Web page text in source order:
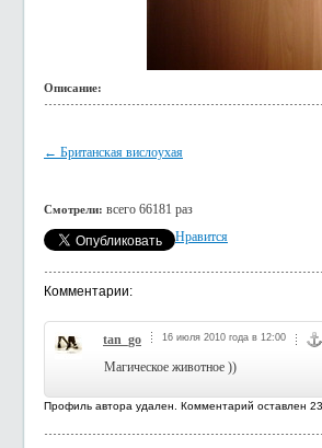
Описание:
← Британская вислоухая
Смотрели: всего 66181 раз
Нравится
Комментарии:
tan_go 16 июля 2010 года в 12:00
Магическое животное ))
Профиль автора удален. Комментарий оставлен